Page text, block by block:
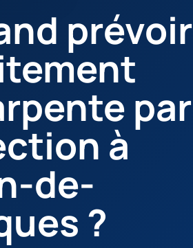
prévoir
par
à
de-
?